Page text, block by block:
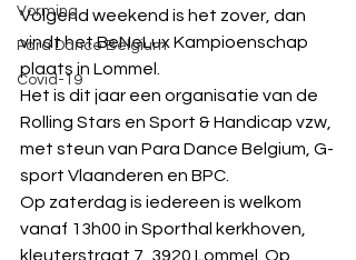
Vorming
Para Dance Belgium
Covid-19
Volgend weekend is het zover, dan
vindt het BeNeLux Kampioenschap
plaats in Lommel.
Het is dit jaar een organisatie van de
Rolling Stars en Sport & Handicap vzw,
met steun van Para Dance Belgium, G-
sport Vlaanderen en BPC.
Op zaterdag is iedereen is welkom
vanaf 13h00 in Sporthal kerkhoven,
kleuterstraat 7, 3920 Lommel. Op